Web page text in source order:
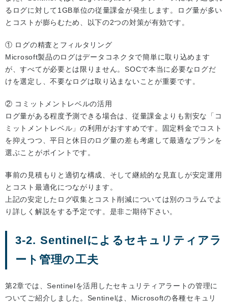
るログに対して1GB単位の従量課金が発生します。ログ量が多い
とコストが膨らむため、以下の2つの対策が有効です。
① ログの精査とフィルタリング
Microsoft製品のログはデータコネクタで簡単に取り込めます
が、すべてが必要とは限りません。SOCで本当に必要なログだ
けを選定し、不要なログは取り込まないことが重要です。
② コミットメントレベルの活用
ログ量がある程度予測できる場合は、従量課金よりも割安な「コ
ミットメントレベル」の利用がおすすめです。固定料金でコスト
を抑えつつ、平日と休日のログ量の差も考慮して最適なプランを
選ぶことがポイントです。
事前の見積もりと適切な構成、そして継続的な見直しが安定運用
とコスト最適化につながります。
上記の安定したログ収集とコスト削減については別のコラムでよ
り詳しく解説をする予定です。是非ご期待下さい。
3-2. Sentinelによるセキュリティアラ
ート管理の工夫
第2章では、Sentinelを活用したセキュリティアラートの管理に
ついてご紹介しました。Sentinelは、Microsoftの各種セキュリ